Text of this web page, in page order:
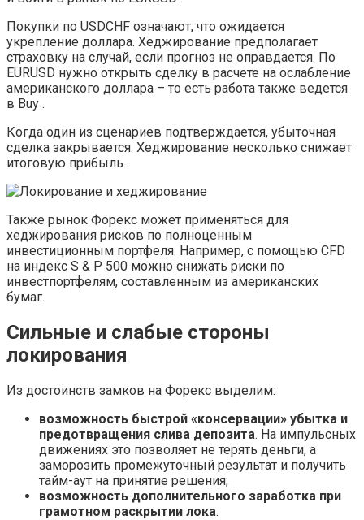
Покупки по USDCHF означают, что ожидается
укрепление доллара. Хеджирование предполагает
страховку на случай, если прогноз не оправдается. По
EURUSD нужно открыть сделку в расчете на ослабление
американского доллара – то есть работа также ведется
в Buy .
Когда один из сценариев подтверждается, убыточная
сделка закрывается. Хеджирование несколько снижает
итоговую прибыль .
Также рынок Форекс может применяться для
хеджирования рисков по полноценным
инвестиционным портфеля. Например, с помощью CFD
на индекс S & P 500 можно снижать риски по
инвестпортфелям, составленным из американских
бумаг.
Сильные и слабые стороны
локирования
Из достоинств замков на Форекс выделим:
возможность быстрой «консервации» убытка и
предотвращения слива депозита. На импульсных
движениях это позволяет не терять деньги, а
заморозить промежуточный результат и получить
тайм-аут на принятие решения;
возможность дополнительного заработка при
грамотном раскрытии лока.